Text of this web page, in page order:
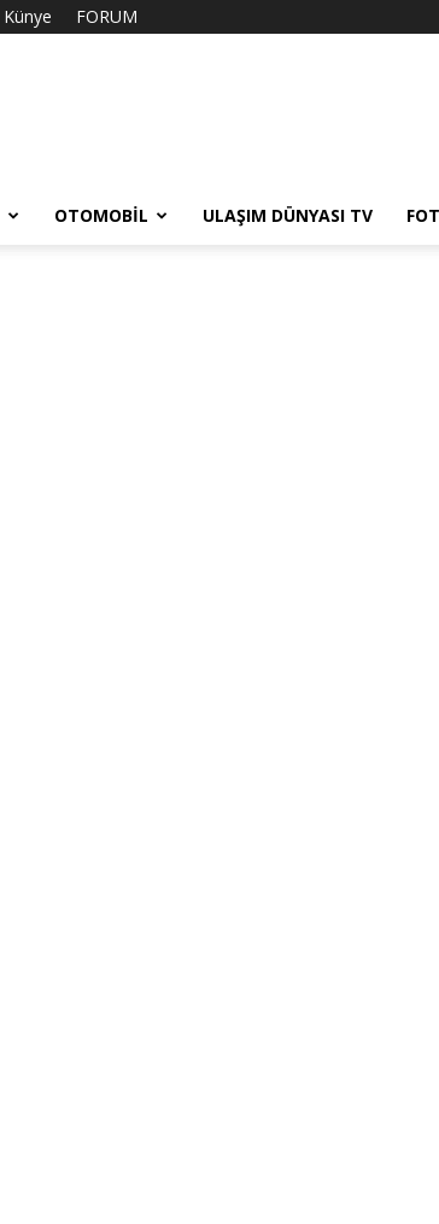
Künye FORUM
OTOMOBIL ULAŞIM DÜNYASI TV